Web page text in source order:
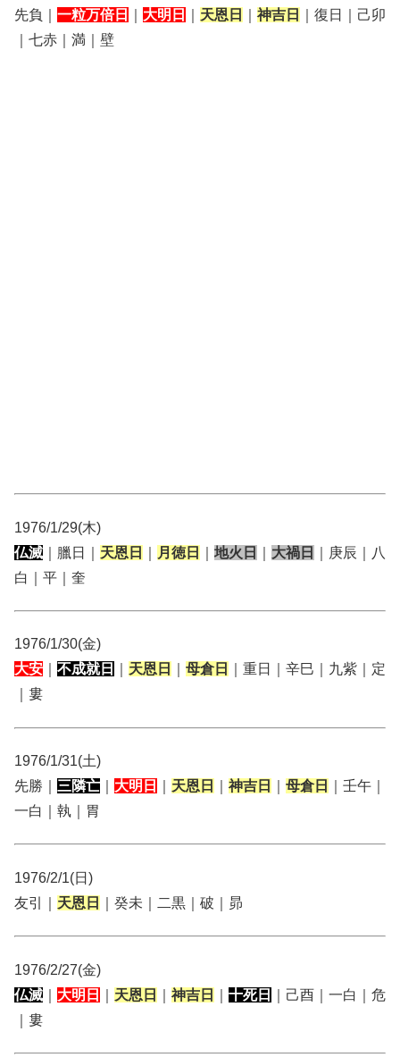
先負｜ 一粒万倍日 大明日 天恩日 神吉日
｜復日｜己卯
｜七赤｜満｜壁
1976/1/29(木)
仏滅 ｜臘日｜ 天恩日 月徳日 地火日 大禍日
｜庚辰｜八
白｜平｜奎
1976/1/30(金)
大安
不成就日 天恩日 母倉日
｜重日｜辛巳｜九紫｜定
｜婁
1976/1/31(土)
先勝｜ 三隣亡 大明日 天恩日 神吉日 母倉日
｜壬午｜
一白｜執｜胃
1976/2/1(日)
友引｜ 天恩日 ｜癸未｜二黒｜破｜昴
1976/2/27(金)
仏滅
大明日 天恩日 神吉日 十死日
｜己酉｜一白｜危
｜婁